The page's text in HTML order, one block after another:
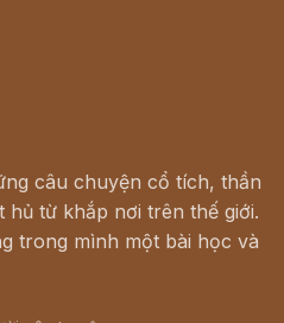
câu chuyện cổ tích, thần
từ khắp nơi trên thế giới.
trong mình một bài học và